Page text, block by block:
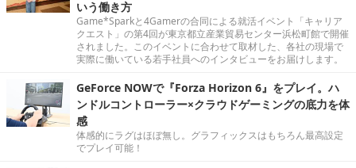
いう働き方
Game*Sparkと4Gamerの合同による就活イベント「キャリア
クエスト」の第4回が東京都立産業貿易センター浜松町館で開催
されました。このイベントに合わせて取材した、各社の現場で
実際に働いている若手社員へのインタビューをお届けします。
GeForce NOWで『Forza Horizon 6』をプレイ。ハ
ンドルコントローラー×クラウドゲーミングの底力を体
感
体感的にラグはほぼ無し。グラフィックスはもちろん最高設定
でプレイ可能！